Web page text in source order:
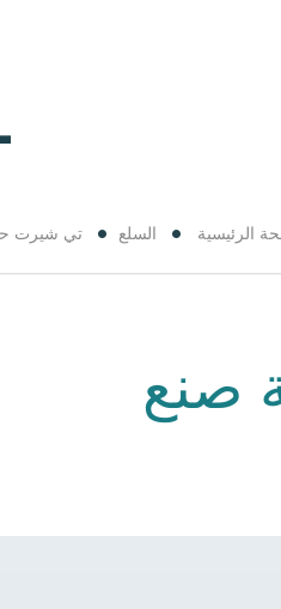
الرئيسية السلع تي شيرت
صنع